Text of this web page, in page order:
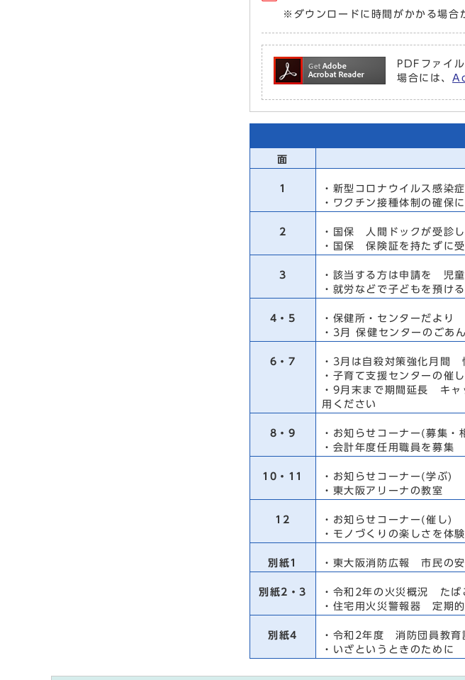
※ダウンロードに時間がかかる場合
PDFファイ
場合には、
面
1
・新型コロナウイルス感染
・ワクチン接種体制の確保
2
・国保 人間ドックが受診
・国保 保険証を持たずに
3
・該当する方は申請を 児
・就労などで子どもを預
4・5
・保健所・センターだより
・3月 保健センターのごあ
6・7
・3月は自殺対策強化月間
・子育て支援センターの催し
・9月末まで期間延長 キャ
用ください
8・9
・お知らせコーナー(募集・
・会計年度任用職員を募集
10・11
・お知らせコーナー(学ぶ)
・東大阪アリーナの教室
12
・お知らせコーナー(催し)
・モノづくりの楽しさを体
別紙1 ・東大阪消防広報 市民の
別紙2・3
・令和2年の火災概況 たば
・住宅用火災警報器 定期
別紙4
・令和2年度 消防団員教
・いざというときのために